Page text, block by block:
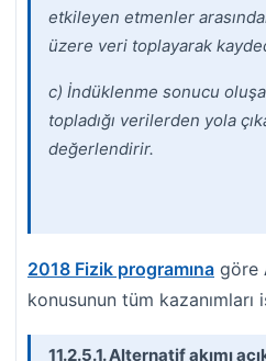
etkileyen etmenler
üzere veri toplayarak
c) İndüklenme sonucu
topladığı verilerden yola
değerlendirir.
2018 Fizik programına göre
konusunun tüm kazanımları
11.2.5.1. Alternatif akımı